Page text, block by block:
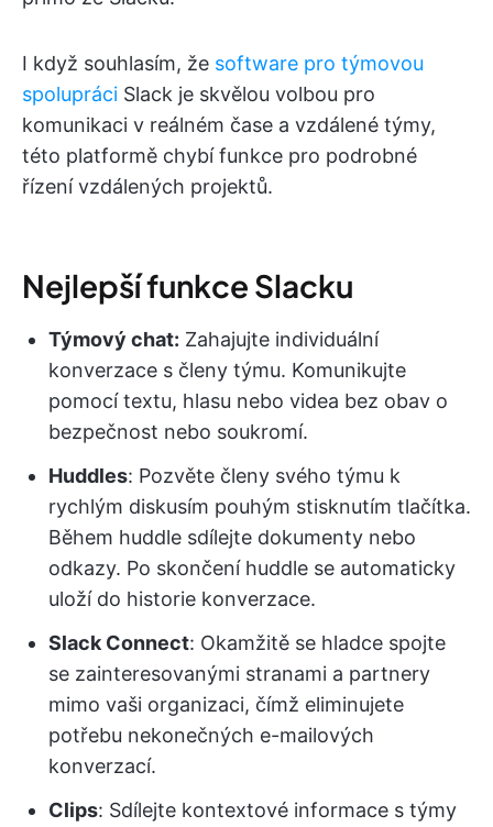
I když souhlasím, že software pro týmovou
spolupráci Slack je skvělou volbou pro
komunikaci v reálném čase a vzdálené týmy,
této platformě chybí funkce pro podrobné
řízení vzdálených projektů.
Nejlepší funkce Slacku
Týmový chat: Zahajujte individuální
konverzace s členy týmu. Komunikujte
pomocí textu, hlasu nebo videa bez obav o
bezpečnost nebo soukromí.
Huddles: Pozvěte členy svého týmu k
rychlým diskusím pouhým stisknutím tlačítka.
Během huddle sdílejte dokumenty nebo
odkazy. Po skončení huddle se automaticky
uloží do historie konverzace.
Slack Connect: Okamžitě se hladce spojte
se zainteresovanými stranami a partnery
mimo vaši organizaci, čímž eliminujete
potřebu nekonečných e-mailových
konverzací.
Clips: Sdílejte kontextové informace s týmy